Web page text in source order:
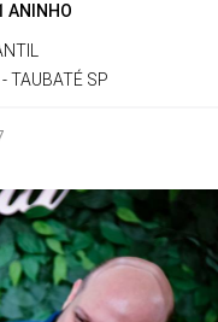
ANINHO
TAUBATÉ SP